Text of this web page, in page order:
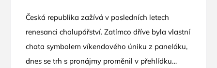
Česká republika zažívá v posledních letech
renesanci chalupářství. Zatímco dříve byla vlastní
chata symbolem víkendového úniku z paneláku,
dnes se trh s pronájmy proměnil v přehlídku